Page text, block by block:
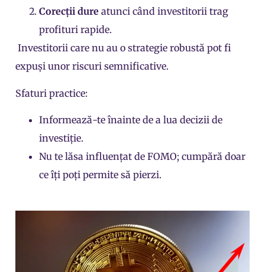
Corecții dure atunci când investitorii trag
profituri rapide.
Investitorii care nu au o strategie robustă pot fi
expuși unor riscuri semnificative.
Sfaturi practice:
Informează-te înainte de a lua decizii de
investiție.
Nu te lăsa influențat de FOMO; cumpără doar
ce îți poți permite să pierzi.